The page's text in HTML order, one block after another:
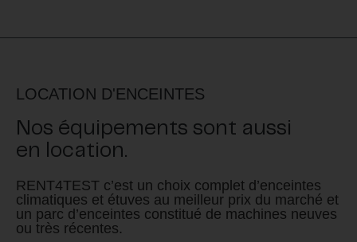
LOCATION D'ENCEINTES
Nos équipements sont aussi
en location.
RENT4TEST c’est un choix complet d’enceintes
climatiques et étuves au meilleur prix du marché et
un parc d’enceintes constitué de machines neuves
ou très récentes.